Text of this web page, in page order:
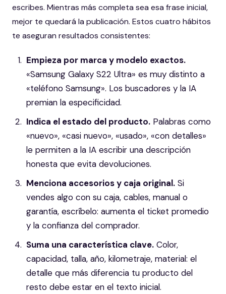
escribes. Mientras más completa sea esa frase inicial,
mejor te quedará la publicación. Estos cuatro hábitos
te aseguran resultados consistentes:
Empieza por marca y modelo exactos.
«Samsung Galaxy S22 Ultra» es muy distinto a
«teléfono Samsung». Los buscadores y la IA
premian la especificidad.
Indica el estado del producto. Palabras como
«nuevo», «casi nuevo», «usado», «con detalles»
le permiten a la IA escribir una descripción
honesta que evita devoluciones.
Menciona accesorios y caja original. Si
vendes algo con su caja, cables, manual o
garantía, escríbelo: aumenta el ticket promedio
y la confianza del comprador.
Suma una característica clave. Color,
capacidad, talla, año, kilometraje, material: el
detalle que más diferencia tu producto del
resto debe estar en el texto inicial.